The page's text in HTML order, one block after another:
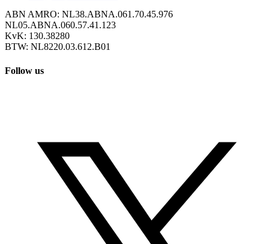
ABN AMRO: NL38.ABNA.061.70.45.976
NL05.ABNA.060.57.41.123
KvK: 130.38280
BTW: NL8220.03.612.B01
Follow us